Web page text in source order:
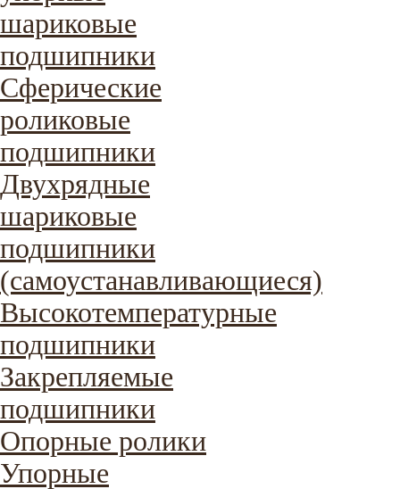
шариковые
подшипники
Сферические
роликовые
подшипники
Двухрядные
шариковые
подшипники
(самоустанавливающиеся)
Высокотемпературные
подшипники
Закрепляемые
подшипники
Опорные ролики
Упорные